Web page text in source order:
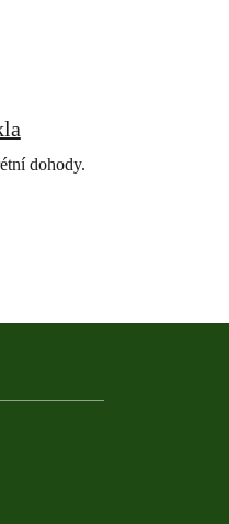
dohody.